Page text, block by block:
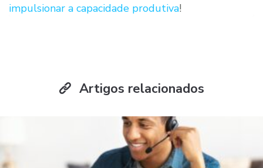
impulsionar a capacidade produtiva!
Artigos relacionados